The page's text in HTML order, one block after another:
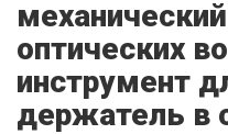
оптических
инструмент
держатель в